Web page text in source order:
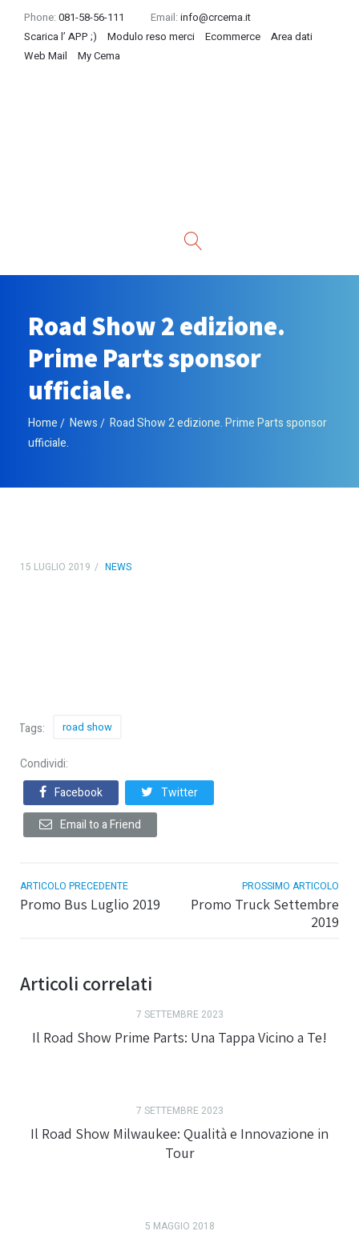
Phone: 081-58-56-111 Email: info@crcema.it
Scarica l’ APP ;)
Modulo reso merci Ecommerce
Area dati
Web Mail
My Cema
Road Show 2 edizione.
Prime Parts sponsor
ufficiale.
Home News
Road Show 2 edizione. Prime Parts sponsor
ufficiale.
15 LUGLIO 2019 NEWS
Tags: road show
Condividi:
Facebook
Twitter
Email to a Friend
ARTICOLO PRECEDENTE
Promo Bus Luglio 2019
PROSSIMO ARTICOLO
Promo Truck Settembre
2019
Articoli correlati
7 SETTEMBRE 2023
Il Road Show Prime Parts: Una Tappa Vicino a Te!
7 SETTEMBRE 2023
Il Road Show Milwaukee: Qualità e Innovazione in
Tour
5 MAGGIO 2018